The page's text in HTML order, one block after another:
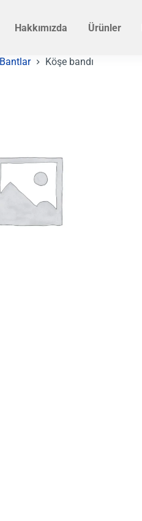
Hakkımızda Ürünler
Bantlar Köşe bandı